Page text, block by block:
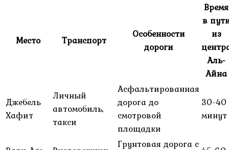
Место Транспорт
Особенности
дороги
Время
в
из
Аль-
Айна
Джебель
Хафит
Личный
автомобиль,
такси
Асфальтированная
дорога до
смотровой
площадки
30-40
минут
Грунтовая дорога с